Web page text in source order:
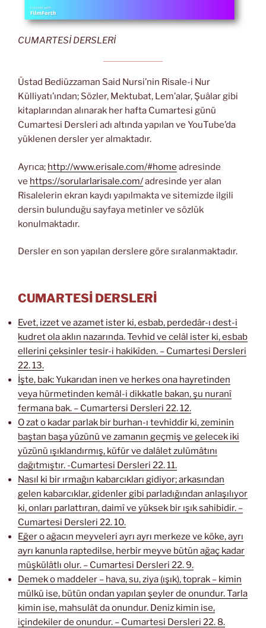
CUMARTESİ DERSLERİ
Üstad Bediüzzaman Said Nursi’nin Risale-i Nur
Külliyatı’ından; Sözler, Mektubat, Lem’alar, Şuâlar gibi
kitaplarından alınarak her hafta Cumartesi günü
Cumartesi Dersleri adı altında yapılan ve YouTube’da
yüklenen dersler yer almaktadır.
Ayrıca; http://www.erisale.com/#home adresinde
ve https://sorularlarisale.com/adresinde yer alan
Risalelerin ekran kaydı yapılmakta ve sitemizde ilgili
dersin bulunduğu sayfaya metinler ve sözlük
konulmaktadır.
Dersler en son yapılan derslere göre sıralanmaktadır.
CUMARTESİ DERSLERİ
Evet, izzet ve azamet ister ki, esbab, perdedâr-ı dest-i
kudret ola aklın nazarında. Tevhid ve celâl ister ki, esbab
ellerini çeksinler tesir-i hakikîden. – Cumartesi Dersleri
22. 13.
İşte, bak: Yukarıdan inen ve herkes ona hayretinden
veya hürmetinden kemâl-i dikkatle bakan, şu nuranî
fermana bak. – Cumartersi Dersleri 22. 12.
O zat o kadar parlak bir burhan-ı tevhiddir ki, zeminin
baştan başa yüzünü ve zamanın geçmiş ve gelecek iki
yüzünü ışıklandırmış, küfür ve dalâlet zulümâtını
dağıtmıştır. -Cumartesi Dersleri 22. 11.
Nasıl ki bir ırmağın kabarcıkları gidiyor; arkasından
gelen kabarcıklar, gidenler gibi parladığından anlaşılıyor
ki, onları parlattıran, daimî ve yüksek bir ışık sahibidir. –
Cumartesi Dersleri 22. 10.
Eğer o ağacın meyveleri ayrı ayrı merkeze ve köke, ayrı
ayrı kanunla raptedilse, herbir meyve bütün ağaç kadar
müşkülâtlı olur. – Cumartesi Dersleri 22. 9.
Demek o maddeler – hava, su, ziya (ışık), toprak – kimin
mülkü ise, bütün ondan yapılan şeyler de onundur. Tarla
kimin ise, mahsulât da onundur. Deniz kimin ise,
içindekiler de onundur. – Cumartesi Dersleri 22. 8.